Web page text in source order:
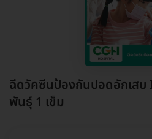
ฉีดวัคซีนป้องกันปอดอักเสบ
พันธุ์ 1 เข็ม